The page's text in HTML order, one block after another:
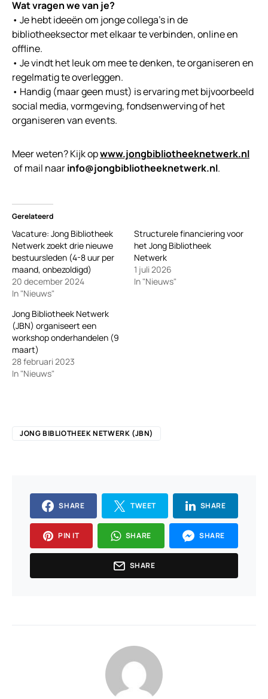
Wat vragen we van je?
• Je hebt ideeën om jonge collega’s in de
bibliotheeksector met elkaar te verbinden, online en
offline.
• Je vindt het leuk om mee te denken, te organiseren en
regelmatig te overleggen.
• Handig (maar geen must) is ervaring met bijvoorbeeld
social media, vormgeving, fondsenwerving of het
organiseren van events.
Meer weten? Kijk opwww.jongbibliotheeknetwerk.nl
of mail naarinfo@jongbibliotheeknetwerk.nl.
Gerelateerd
Vacature: Jong Bibliotheek
Netwerk zoekt drie nieuwe
bestuursleden (4-8 uur per
maand, onbezoldigd)
20 december 2024
In "Nieuws"
Structurele financiering voor
het Jong Bibliotheek
Netwerk
1 juli 2026
In "Nieuws"
Jong Bibliotheek Netwerk
(JBN) organiseert een
workshop onderhandelen (9
maart)
28 februari 2023
In "Nieuws"
JONG BIBLIOTHEEK NETWERK (JBN)
SHARE TWEET SHARE
PIN IT SHARE SHARE
SHARE